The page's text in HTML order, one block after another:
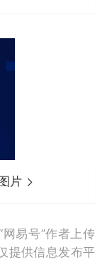
片
易号”作者上传
提供信息发布平